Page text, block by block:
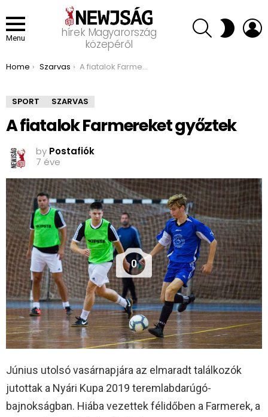
Menu
hírek Magyarország
közepéről
SEARCH SWITCH
SKIN
You are here:
Home Szarvas A fiatalok Farmereket győztek
SPORT SZARVAS
A fiatalok Farmereket győztek
by Postafiók
7 éve
0
Június utolsó vasárnapjára az elmaradt találkozók
jutottak a Nyári Kupa 2019 teremlabdarúgó-
bajnokságban. Hiába vezettek félidőben a Farmerek, a